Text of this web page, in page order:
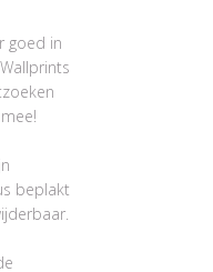
goed in
beplakt